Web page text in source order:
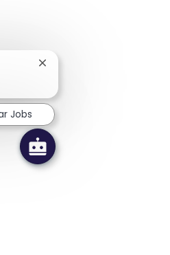
Close chatbot notification
Jobs